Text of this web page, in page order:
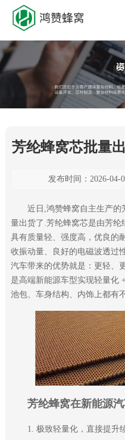
芳纶蜂窝芯批量
发布时间：2026-04-
近日,鸿赞蜂窝自主生产的
量出货了.芳纶蜂窝芯是由芳纶
具有质量轻、强度高，优良的
收振动量、良好的电磁波透过
汽车带来的优势就是：更轻、
是高端新能源车型实现轻量化
池包、车身结构、内饰上都有
芳纶蜂窝在新能源
1. 极致轻量化，直接提升